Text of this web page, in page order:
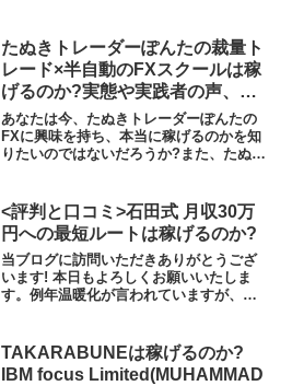
たぬきトレーダーぽんたの裁量ト
レード×半自動のFXスクールは稼
げるのか?実態や実践者の声、口
コミや評判を調査しました
あなたは今、たぬきトレーダーぽんたの
FXに興味を持ち、本当に稼げるのかを知
りたいのではないだろうか?また、たぬき
だろうか？答え、結論を言うと、たぬき
トレーダーぽんたの...
<評判と口コミ>石田式 月収30万
円への最短ルートは稼げるのか?
当ブログに訪問いただきありがとうござ
います! 本日もよろしくお願いいたしま
す。例年温暖化が言われていますが、た
ます。季節の変わり目には体調に気を付
けて毎日過ごしていき...
TAKARABUNEは稼げるのか?
IBM focus Limited(MUHAMMAD